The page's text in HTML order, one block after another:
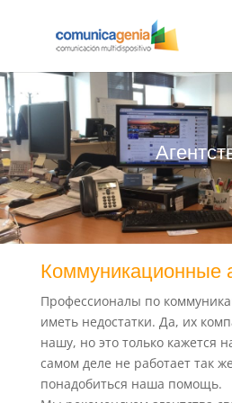
Коммуникационные
Профессионалы по
иметь недостатки. Да, их
нашу, но это только кажется
самом деле не работает так
понадобиться наша помощь.